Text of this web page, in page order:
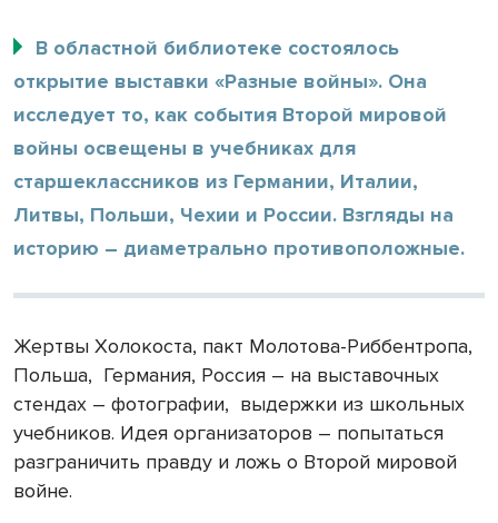
В областной библиотеке состоялось
открытие выставки «Разные войны». Она
исследует то, как события Второй мировой
войны освещены в учебниках для
старшеклассников из Германии, Италии,
Литвы, Польши, Чехии и России. Взгляды на
историю – диаметрально противоположные.
Жертвы Холокоста, пакт Молотова-Риббентропа,
Польша, Германия, Россия – на выставочных
стендах – фотографии, выдержки из школьных
учебников. Идея организаторов – попытаться
разграничить правду и ложь о Второй мировой
войне.